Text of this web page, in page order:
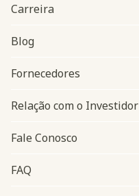
Navegação do rodapé
Carreira
Blog
Fornecedores
Relação com o Investidor
Fale Conosco
FAQ